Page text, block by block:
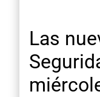
Las